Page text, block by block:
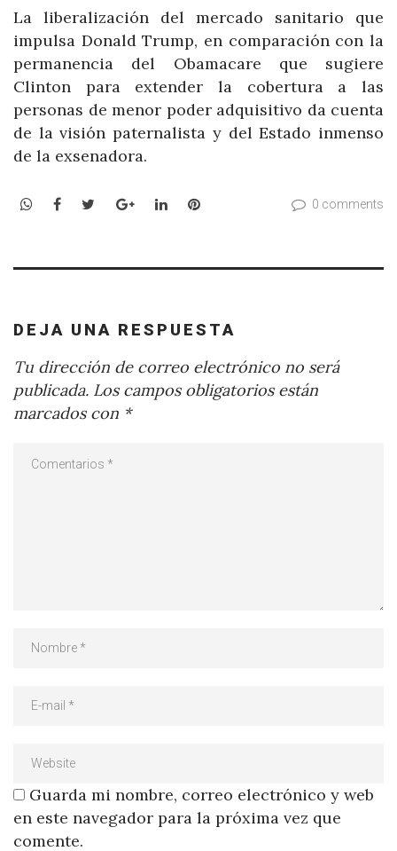
La liberalización del mercado sanitario que
impulsa Donald Trump, en comparación con la
permanencia del Obamacare que sugiere
Clinton para extender la cobertura a las
personas de menor poder adquisitivo da cuenta
de la visión paternalista y del Estado inmenso
de la exsenadora.
WhatsApp
Facebook
TwitterGoogle+LinkedInPinterest 0 comments
DEJA UNA RESPUESTA
Tu dirección de correo electrónico no será
publicada. Los campos obligatorios están
marcados con *
Guarda mi nombre, correo electrónico y web
en este navegador para la próxima vez que
comente.